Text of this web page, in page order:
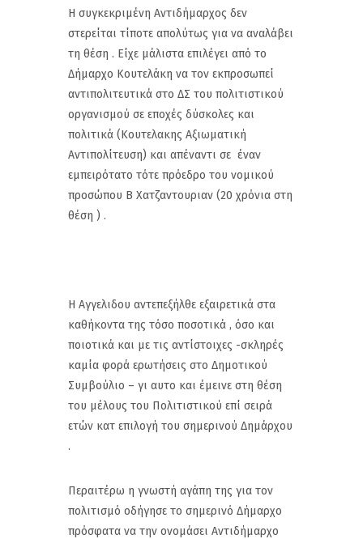
Η συγκεκριμένη Αντιδήμαρχος δεν
στερείται τίποτε απολύτως για να αναλάβει
τη θέση . Είχε μάλιστα επιλέγει από το
Δήμαρχο Κουτελάκη να τον εκπροσωπεί
αντιπολιτευτικά στο ΔΣ του πολιτιστικού
οργανισμού σε εποχές δύσκολες και
πολιτικά (Κουτελακης Αξιωματική
Αντιπολίτευση) και απέναντι σε έναν
εμπειρότατο τότε πρόεδρο του νομικού
προσώπου Β Χατζαντουριαν (20 χρόνια στη
θέση ) .
Η Αγγελιδου αντεπεξήλθε εξαιρετικά στα
καθήκοντα της τόσο ποσοτικά , όσο και
ποιοτικά και με τις αντίστοιχες -σκληρές
καμία φορά ερωτήσεις στο Δημοτικού
Συμβούλιο – γι αυτο και έμεινε στη θέση
του μέλους του Πολιτιστικού επί σειρά
ετών κατ επιλογή του σημερινού Δημάρχου
.
Περαιτέρω η γνωστή αγάπη της για τον
πολιτισμό οδήγησε το σημερινό Δήμαρχο
πρόσφατα να την ονομάσει Αντιδήμαρχο